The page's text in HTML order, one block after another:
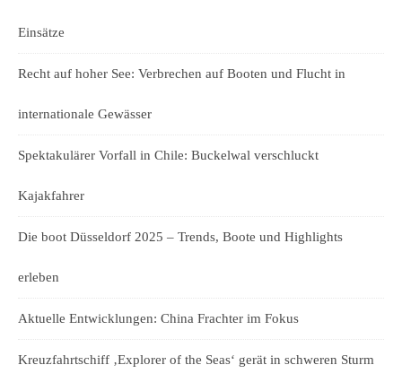
Einsätze
Recht auf hoher See: Verbrechen auf Booten und Flucht in
internationale Gewässer
Spektakulärer Vorfall in Chile: Buckelwal verschluckt
Kajakfahrer
Die boot Düsseldorf 2025 – Trends, Boote und Highlights
erleben
Aktuelle Entwicklungen: China Frachter im Fokus
Kreuzfahrtschiff ‚Explorer of the Seas‘ gerät in schweren Sturm